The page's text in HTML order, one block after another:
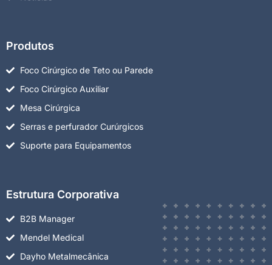
Produtos
Foco Cirúrgico de Teto ou Parede
Foco Cirúrgico Auxiliar
Mesa Cirúrgica
Serras e perfurador Curúrgicos
Suporte para Equipamentos
Estrutura Corporativa
B2B Manager
Mendel Medical
Dayho Metalmecânica